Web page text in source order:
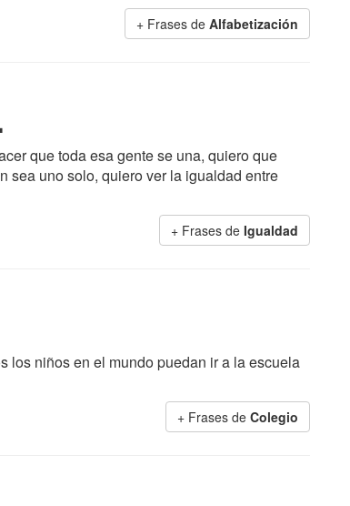
+ Frases de Alfabetización
que toda esa gente se una, quiero que
sea uno solo, quiero ver la igualdad entre
+ Frases de Igualdad
los niños en el mundo puedan ir a la escuela
+ Frases de Colegio